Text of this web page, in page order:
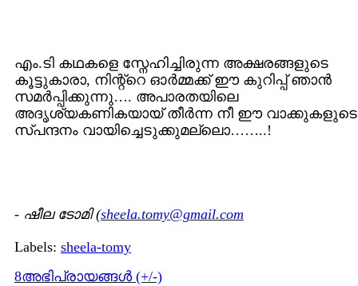
എം.ടി കഥകളെ സ്നേഹിച്ചിരുന്ന അക്ഷരങ്ങളുടെ
കൂട്ടുകാരാ, നിന്റ്റെ ഓര്‍മ്മക്ക് ഈ കുറിപ്പ് ഞാന്‍
സമര്‍പ്പിക്കുന്നു…. അപാരതയിലെ
അദൃശ്യകണികയായ് തീര്‍ന്ന നീ ഈ വാക്കുകളുടെ
സ്പന്ദനം വായിച്ചെടുക്കുമല്ലൊ……..!
- ഷീല ടോമി (sheela.tomy@gmail.com
Labels: sheela-tomy
8അഭിപ്രായങ്ങള്‍ (+/-)